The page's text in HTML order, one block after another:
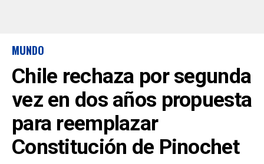
MUNDO
Chile rechaza por segunda
vez en dos años propuesta
para reemplazar
Constitución de Pinochet